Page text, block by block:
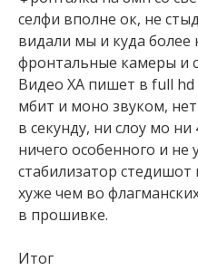
селфи вполне ок, не
видали мы и куда более
фронтальные камеры и
Видео XA пишет в full hd
мбит и моно звуком,
в секунду, ни слоу мо
ничего особенного и
стабилизатор стедишот
хуже чем во
в прошивке.
Итог